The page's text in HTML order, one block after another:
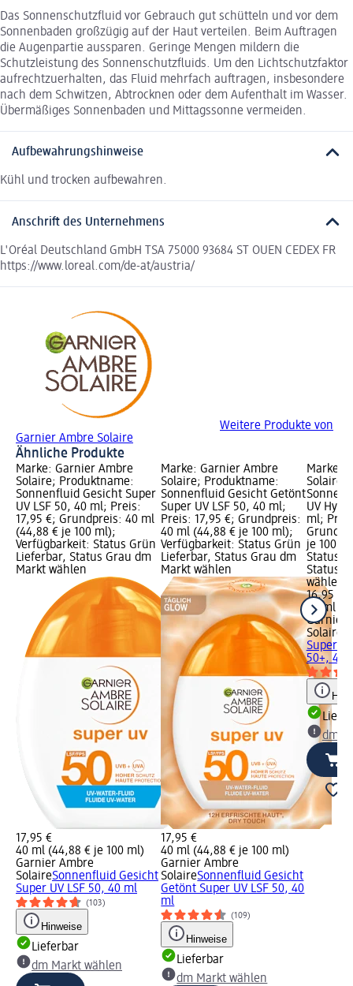
Das Sonnenschutzfluid vor Gebrauch gut schütteln und vor dem
Sonnenbaden großzügig auf der Haut verteilen. Beim Auftragen
die Augenpartie aussparen. Geringe Mengen mildern die
Schutzleistung des Sonnenschutzfluids. Um den Lichtschutzfaktor
aufrechtzuerhalten, das Fluid mehrfach auftragen, insbesondere
nach dem Schwitzen, Abtrocknen oder dem Aufenthalt im Wasser.
Übermäßiges Sonnenbaden und Mittagssonne vermeiden.
Aufbewahrungshinweise
Kühl und trocken aufbewahren.
Anschrift des Unternehmens
L'Oréal Deutschland GmbH TSA 75000 93684 ST OUEN CEDEX FR
https://www.loreal.com/de-at/austria/
Weitere Produkte von
Garnier Ambre Solaire
Ähnliche Produkte
Marke: Garnier Ambre
Solaire; Produktname:
Sonnenfluid Gesicht Super
UV LSF 50, 40 ml; Preis:
17,95 €; Grundpreis: 40 ml
(44,88 € je 100 ml);
Verfügbarkeit: Status Grün
Lieferbar, Status Grau dm
Markt wählen
17,95 €
40 ml (44,88 € je 100 ml)
Garnier Ambre
SolaireSonnenfluid Gesicht
Super UV LSF 50, 40 ml
(103)
Hinweise
Lieferbar
dm Markt wählen
Marke: Garnier Ambre
Solaire; Produktname:
Sonnenfluid Gesicht Getönt
Super UV LSF 50, 40 ml;
Preis: 17,95 €; Grundpreis:
40 ml (44,88 € je 100 ml);
Verfügbarkeit: Status Grün
Lieferbar, Status Grau dm
Markt wählen
17,95 €
40 ml (44,88 € je 100 ml)
Garnier Ambre
SolaireSonnenfluid Gesicht
Getönt Super UV LSF 50, 40
ml
(109)
Hinweise
Lieferbar
dm Markt wählen
Marke:
Solaire;
UV
ml;
je 100
Status
Status
wählen
16,95 €
40 ml
Garnier
Solaire
Super
50+, 40
dm